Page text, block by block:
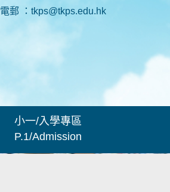
電郵 ：tkps@tkps.edu.hk
小一/入學專區
P.1/Admission